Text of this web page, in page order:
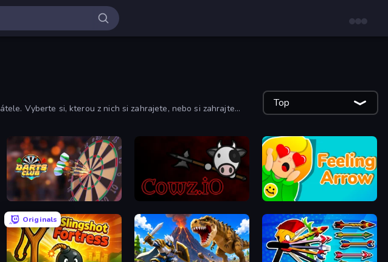
Vyberte si, kterou z nich si zahrajete, nebo si zahrajte
Top
Darts Club cowz.io Feeling Arrow
Originals